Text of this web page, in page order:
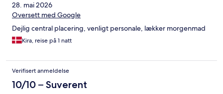
28. mai 2026
Oversett med Google
Dejlig central placering, venligt personale, lækker morgenmad
Kira, reise på 1 natt
Verifisert anmeldelse
10/10 – Suverent